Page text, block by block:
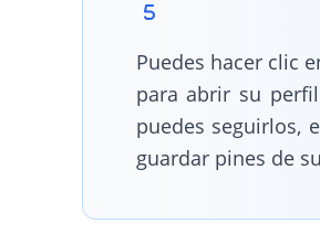
Puedes hacer clic
para abrir su
puedes seguirlos,
guardar pines de